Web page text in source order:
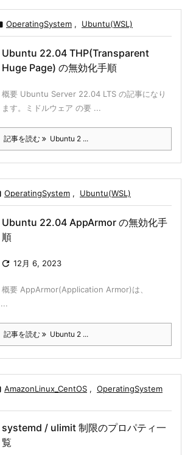
OperatingSystem , Ubuntu(WSL)
Ubuntu 22.04 THP(Transparent
Huge Page) の無効化手順
概要 Ubuntu Server 22.04 LTS の記事になり
ます。ミドルウェア の要 ...
記事を読む Ubuntu 2 ...
OperatingSystem , Ubuntu(WSL)
Ubuntu 22.04 AppArmor の無効化手
順
 12月 6, 2023
概要 AppArmor(Application Armor)は、
記事を読む Ubuntu 2 ...
AmazonLinux_CentOS , OperatingSystem
systemd / ulimit 制限のプロパティ一
覧